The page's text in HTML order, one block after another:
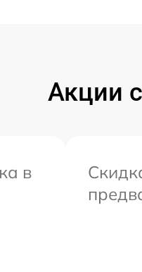
Акции
в